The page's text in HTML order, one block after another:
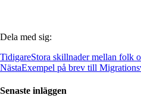
Dela med sig:
TidigareStora skillnader mellan folk
NästaExempel på brev till
Senaste inläggen